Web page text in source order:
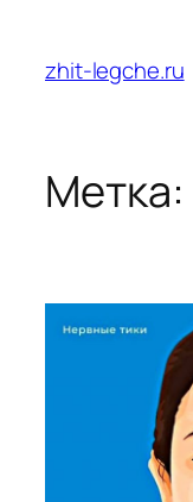
содержимому
zhit-legche.ru
Метка: